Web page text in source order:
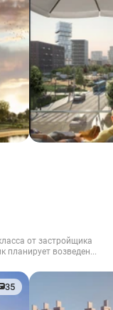
от застройщика
планирует возведен...
35